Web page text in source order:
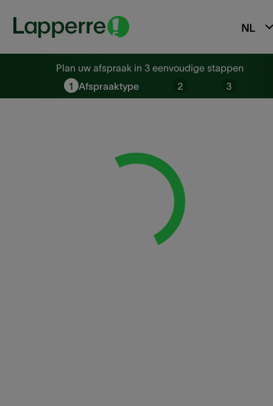
NL
Plan uw afspraak in 3
Plan uw afspraak in 3 eenvoudige stappen
1 Afspraaktype 2 3
Loading...